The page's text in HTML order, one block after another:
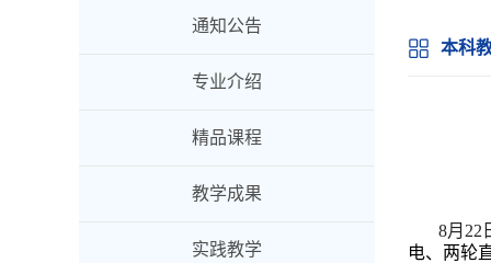
通知公告
专业介绍
精品课程
教学成果
实践教学
本科
8月22
电、两轮